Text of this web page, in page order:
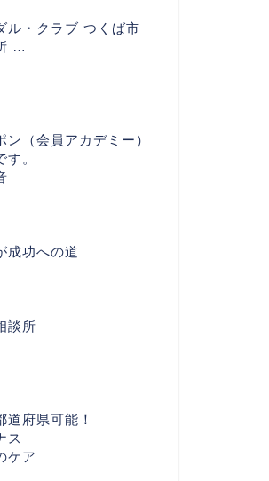
ル・クラブ つくば市
…
ン（会員アカデミー）
。
成功への道
談所
道府県可能！
ス
ケア